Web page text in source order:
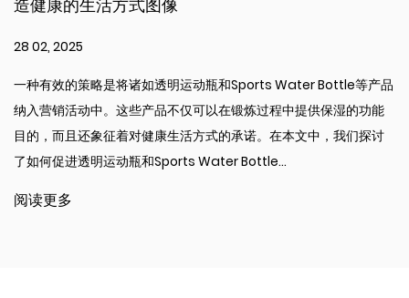
动瓶和Sports Water Bottle等产品
可以在锻炼过程中提供保湿的功能
方式的承诺。在本文中，我们探讨
Water Bottle...
保持水分对于在锻炼过程中
水瓶可以使水合更加方便和
何经常运动的人来说，带有
文解释了为什么带有稻草的